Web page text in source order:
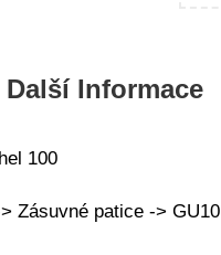
Další Informace
100
Zásuvné patice -> GU10